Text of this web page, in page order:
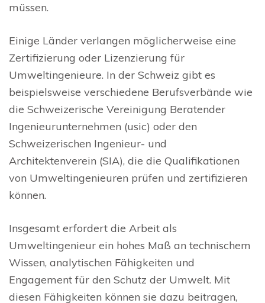
müssen.
Einige Länder verlangen möglicherweise eine
Zertifizierung oder Lizenzierung für
Umweltingenieure. In der Schweiz gibt es
beispielsweise verschiedene Berufsverbände wie
die Schweizerische Vereinigung Beratender
Ingenieurunternehmen (usic) oder den
Schweizerischen Ingenieur- und
Architektenverein (SIA), die die Qualifikationen
von Umweltingenieuren prüfen und zertifizieren
können.
Insgesamt erfordert die Arbeit als
Umweltingenieur ein hohes Maß an technischem
Wissen, analytischen Fähigkeiten und
Engagement für den Schutz der Umwelt. Mit
diesen Fähigkeiten können sie dazu beitragen,